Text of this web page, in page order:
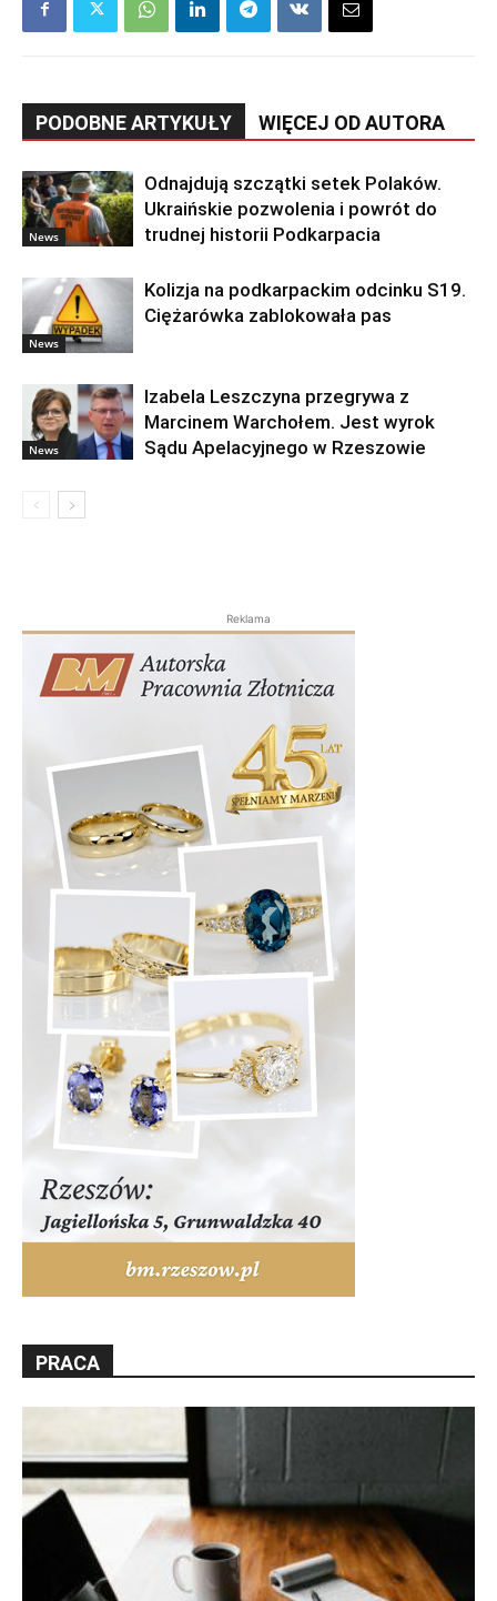
PODOBNE ARTYKUŁY WIĘCEJ OD AUTORA
News
Odnajdują szczątki setek Polaków.
Ukraińskie pozwolenia i powrót do
trudnej historii Podkarpacia
News
Kolizja na podkarpackim odcinku S19.
Ciężarówka zablokowała pas
News
Izabela Leszczyna przegrywa z
Marcinem Warchołem. Jest wyrok
Sądu Apelacyjnego w Rzeszowie
Reklama
PRACA